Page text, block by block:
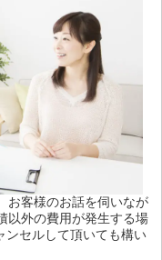
お客様のお話を伺いなが
以外の費用が発生する場
セルして頂いても構い